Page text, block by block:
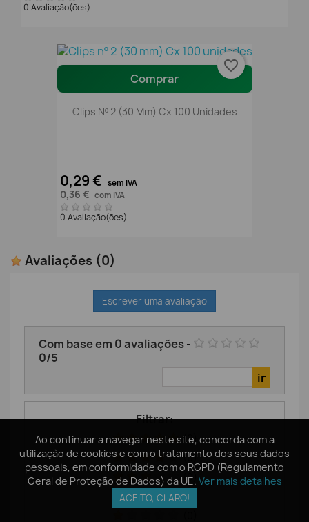
Ao continuar a navegar neste site, concorda com a
utilização de cookies e com o tratamento dos seus dados
pessoais, em conformidade com o RGPD (Regulamento
Geral de Proteção de Dados) da UE. Ver mais detalhes
ACEITO, CLARO!
0 Avaliação(ões)
Comprar
Clips Nº 2 (30 Mm) Cx 100 Unidades
0,29 € sem IVA
0,36 € com IVA
0 Avaliação(ões)
favorite_border
Avaliações (0)
Escrever uma avaliação
Com base em 0avaliações-
0/5
Filtrar:
(0)
(0)
(0)
(0)
Ao continuar a navegar neste site, concorda com a
utilização de cookies e com o tratamento dos seus dados
pessoais, em conformidade com o RGPD (Regulamento
Geral de Proteção de Dados) da UE. Ver mais detalhes
ACEITO, CLARO!